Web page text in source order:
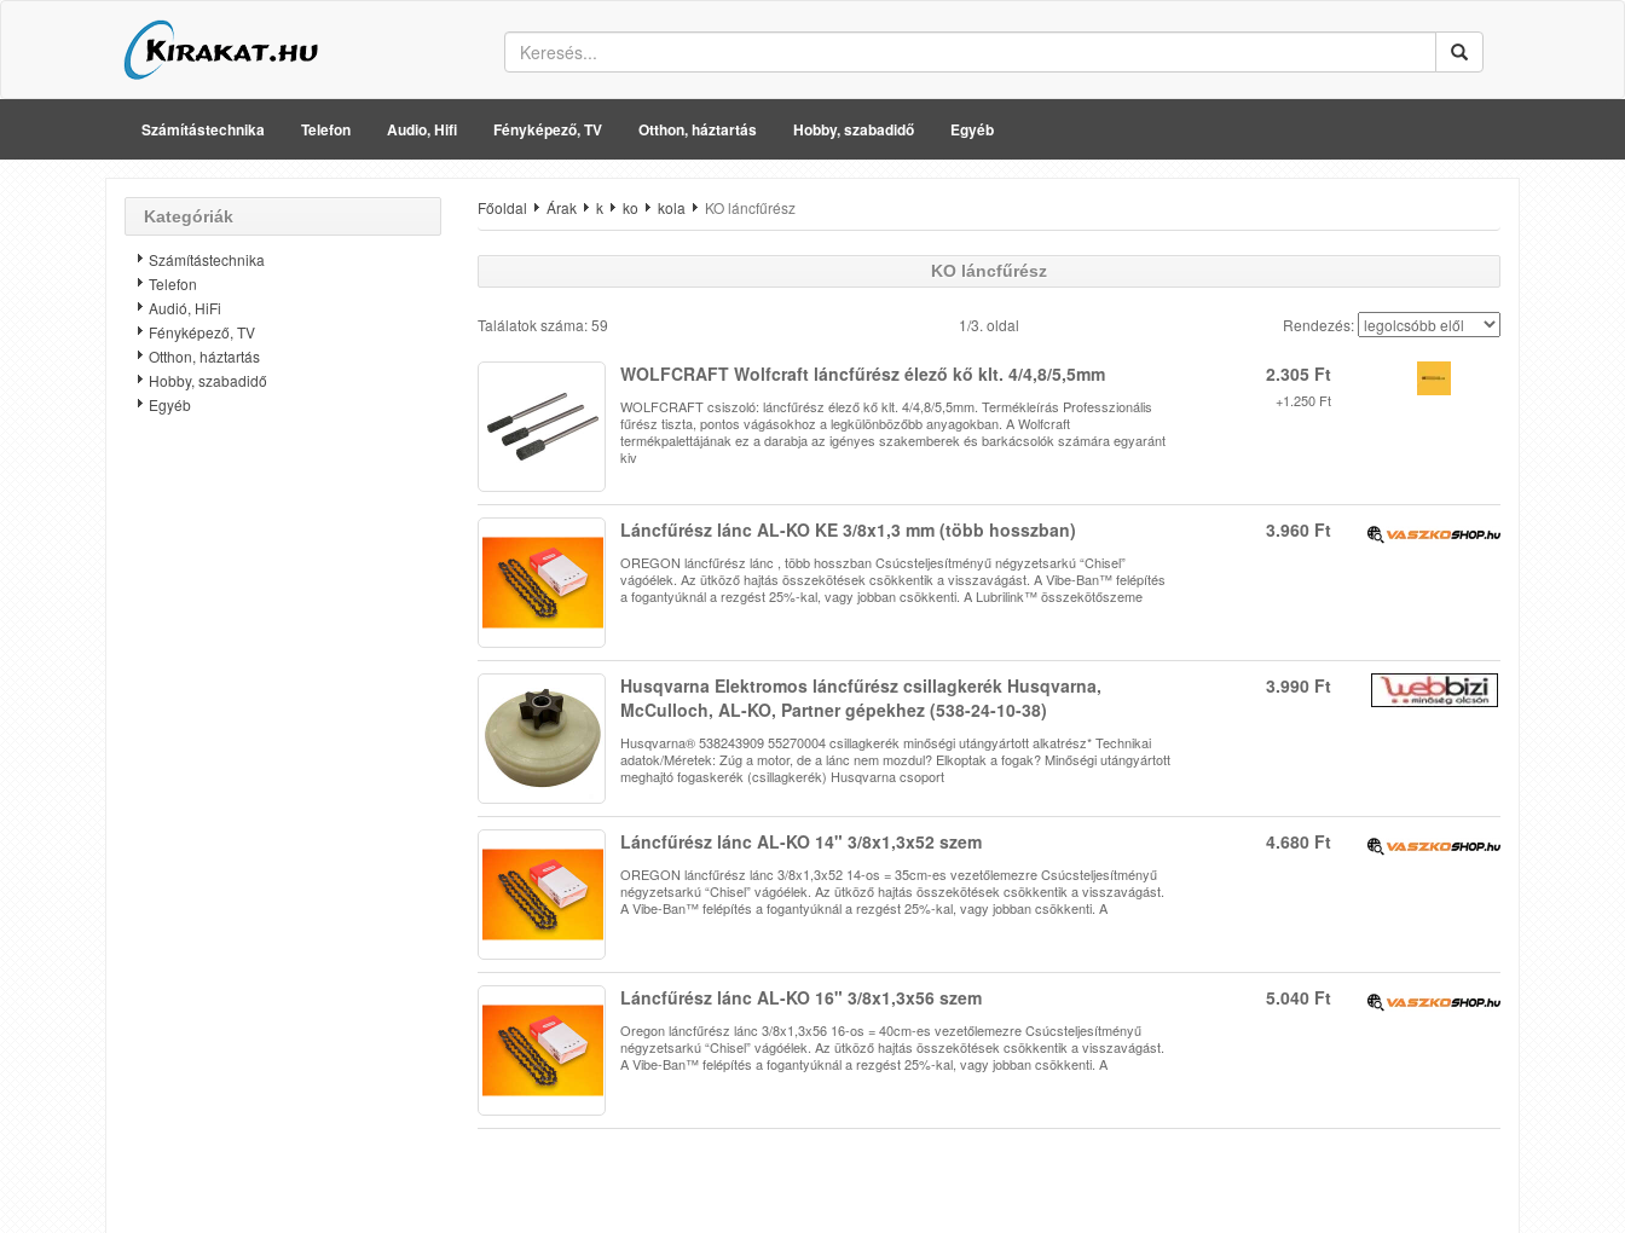
Számítástechnika Telefon Audio, Hifi Fényképező, TV Otthon, háztartás Hobby, szabadidő Egyéb
Kategóriák
Számítástechnika
Telefon
Audió, HiFi
Fényképező, TV
Otthon, háztartás
Hobby, szabadidő
Egyéb
Főoldal Árak k ko kola KO láncfűrész
KO láncfűrész
Találatok száma: 59 1/3. oldal Rendezés:
WOLFCRAFT Wolfcraft láncfűrész élező kő klt. 4/4,8/5,5mm
WOLFCRAFT csiszoló: láncfűrész élező kő klt. 4/4,8/5,5mm. Termékleírás Professzionális
fűrész tiszta, pontos vágásokhoz a legkülönbözőbb anyagokban. A Wolfcraft
termékpalettájának ez a darabja az igényes szakemberek és barkácsolók számára egyaránt
kiv
2.305 Ft
+1.250 Ft
Láncfűrész lánc AL-KO KE 3/8x1,3 mm (több hosszban)
OREGON láncfűrész lánc , több hosszban Csúcsteljesítményű négyzetsarkú “Chisel”
vágóélek. Az ütköző hajtás összekötések csökkentik a visszavágást. A Vibe-Ban™ felépítés
a fogantyúknál a rezgést 25%-kal, vagy jobban csökkenti. A Lubrilink™ összekötőszeme
3.960 Ft
Husqvarna Elektromos láncfűrész csillagkerék Husqvarna,
McCulloch, AL-KO, Partner gépekhez (538-24-10-38)
Husqvarna® 538243909 55270004 csillagkerék minőségi utángyártott alkatrész* Technikai
adatok/Méretek: Zúg a motor, de a lánc nem mozdul? Elkoptak a fogak? Minőségi utángyártott
meghajtó fogaskerék (csillagkerék) Husqvarna csoport
3.990 Ft
Láncfűrész lánc AL-KO 14" 3/8x1,3x52 szem
OREGON láncfűrész lánc 3/8x1,3x52 14-os = 35cm-es vezetőlemezre Csúcsteljesítményű
négyzetsarkú “Chisel” vágóélek. Az ütköző hajtás összekötések csökkentik a visszavágást.
A Vibe-Ban™ felépítés a fogantyúknál a rezgést 25%-kal, vagy jobban csökkenti. A
4.680 Ft
Láncfűrész lánc AL-KO 16" 3/8x1,3x56 szem
Oregon láncfűrész lánc 3/8x1,3x56 16-os = 40cm-es vezetőlemezre Csúcsteljesítményű
négyzetsarkú “Chisel” vágóélek. Az ütköző hajtás összekötések csökkentik a visszavágást.
A Vibe-Ban™ felépítés a fogantyúknál a rezgést 25%-kal, vagy jobban csökkenti. A
5.040 Ft